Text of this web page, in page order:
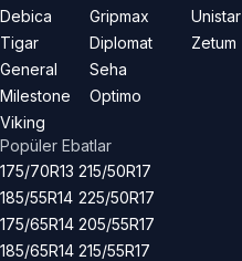
Debica
Tigar
General
Milestone
Viking
Gripmax
Diplomat
Seha
Optimo
Unistar
Zetum
Popüler Ebatlar
175/70R13
185/55R14
175/65R14
185/65R14
215/50R17
225/50R17
205/55R17
215/55R17